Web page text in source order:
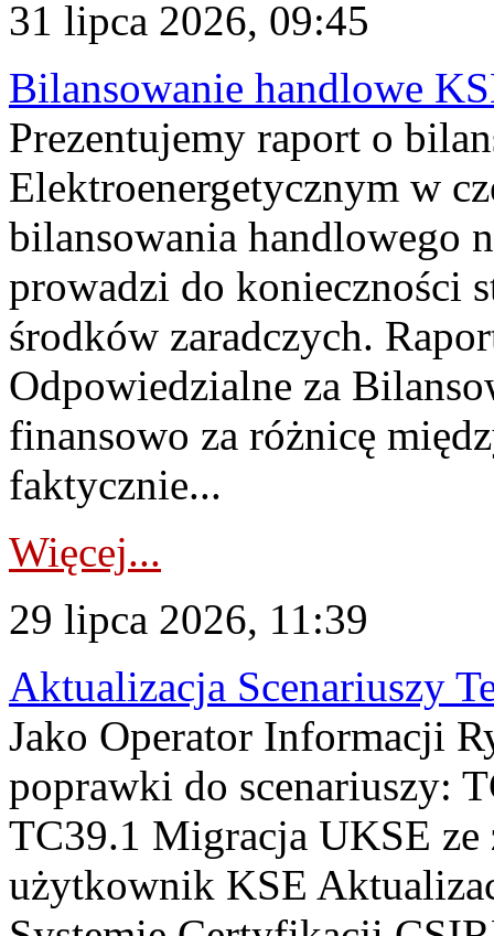
31 lipca 2026, 09:45
Bilansowanie handlowe
Prezentujemy raport o
Elektroenergetycznym w
bilansowania handlowego
prowadzi do konieczności
środków zaradczych.
Odpowiedzialne za
finansowo za różnicę
faktycznie...
Więcej...
29 lipca 2026, 11:39
Aktualizacja Scenariuszy
Jako Operator Informacji
poprawki do scenariuszy:
TC39.1 Migracja UKSE
użytkownik KSE